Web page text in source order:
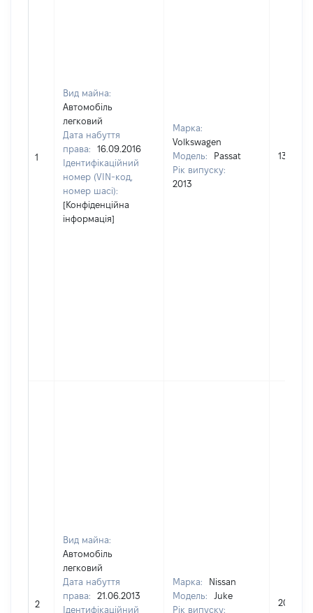
1
Вид майна:
Автомобіль
легковий
Дата набуття
права:
16.09.2016
Ідентифікаційний
номер (VIN-код,
номер шасі):
[Конфіденційна
інформація]
Марка:
Volkswagen
Модель:
Passat
Рік випуску:
2013
138902
2
Вид майна:
Автомобіль
легковий
Дата набуття
права:
21.06.2013
Ідентифікаційний
Марка:
Nissan
Модель:
Juke
Рік випуску:
207400